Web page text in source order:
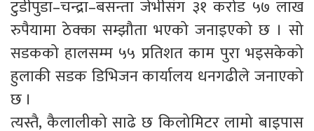
टुडीपुडा–चन्द्रा–बसन्ता जेभीसंग ३१ करोड ५७ लाख
रुपैयामा ठेक्का सम्झौता भएको जनाइएको छ । सो
सडकको हालसम्म ५५ प्रतिशत काम पुरा भइसकेको
हुलाकी सडक डिभिजन कार्यालय धनगढीले जनाएको
छ ।
त्यस्तै, कैलालीको साढे छ किलोमिटर लामो बाइपास